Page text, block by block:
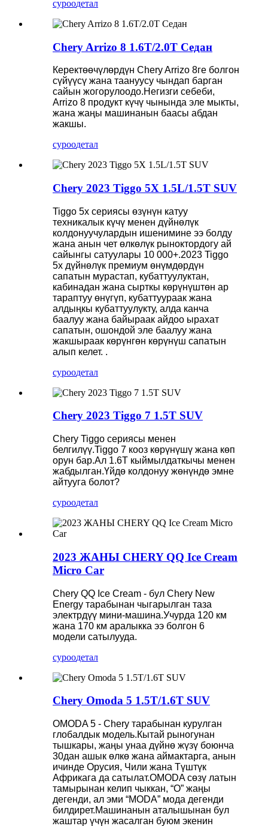
суроодетал
Chery Arrizo 8 1.6T/2.0T Седан
Керектөөчүлөрдүн Chery Arrizo 8ге болгон
сүйүүсү жана таануусу чындап барган
сайын жогорулоодо.Негизги себеби,
Arrizo 8 продукт күчү чынында эле мыкты,
жана жаңы машинанын баасы абдан
жакшы.
суроодетал
Chery 2023 Tiggo 5X 1.5L/1.5T SUV
Tiggo 5x сериясы өзүнүн катуу
техникалык күчү менен дүйнөлүк
колдонуучулардын ишенимине ээ болду
жана анын чет өлкөлүк рыноктордогу ай
сайынгы сатуулары 10 000+.2023 Tiggo
5x дүйнөлүк премиум өнүмдөрдүн
сапатын мурастап, кубаттуулуктан,
кабинадан жана сырткы көрүнүштөн ар
тараптуу өнүгүп, кубаттуураак жана
алдыңкы кубаттуулукту, алда канча
баалуу жана байыраак айдоо ырахат
сапатын, ошондой эле баалуу жана
жакшыраак көрүнгөн көрүнүш сапатын
алып келет. .
суроодетал
Chery 2023 Tiggo 7 1.5T SUV
Chery Tiggo сериясы менен
белгилүү.Tiggo 7 кооз көрүнүшү жана көп
орун бар.Ал 1.6T кыймылдаткычы менен
жабдылган.Үйдө колдонуу жөнүндө эмне
айтууга болот?
суроодетал
2023 ЖАНЫ CHERY QQ Ice Cream
Micro Car
Chery QQ Ice Cream - бул Chery New
Energy тарабынан чыгарылган таза
электрдүү мини-машина.Учурда 120 км
жана 170 км аралыкка ээ болгон 6
модели сатылууда.
суроодетал
Chery Omoda 5 1.5T/1.6T SUV
OMODA 5 - Chery тарабынан курулган
глобалдык модель.Кытай рыногунан
тышкары, жаңы унаа дүйнө жүзү боюнча
30дан ашык өлкө жана аймактарга, анын
ичинде Орусия, Чили жана Түштүк
Африкага да сатылат.OMODA сөзү латын
тамырынан келип чыккан, “O” жаңы
дегенди, ал эми “MODA” мода дегенди
билдирет.Машинанын аталышынан бул
жаштар үчүн жасалган буюм экенин